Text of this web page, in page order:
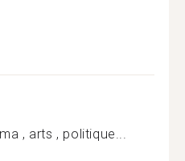
, arts , politique...